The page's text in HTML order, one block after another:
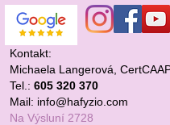
Kontakt:
Michaela Langerová,
Tel.: 605 320 370
Mail: info@hafyzio.com
Na Výsluní 2728